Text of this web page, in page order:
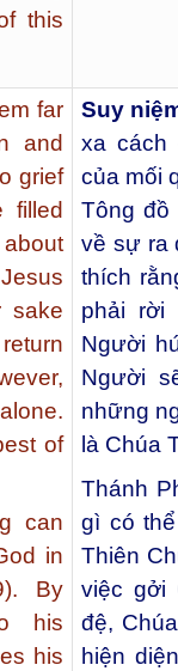
this
far
and
grief
filled
sake
of
can
in
By
his
his
Suy
xa cách
của mối
Tông đồ
về sự ra
thích
phải rời
Người
Người
những
là Chúa
Thánh
gì có
Thiên
việc gởi
đệ,
hiện